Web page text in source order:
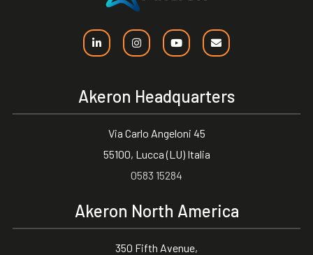
Akeron Headquarters
Via Carlo Angeloni 45
55100, Lucca (LU) Italia
0583 15284
Akeron North America
350 Fifth Avenue,